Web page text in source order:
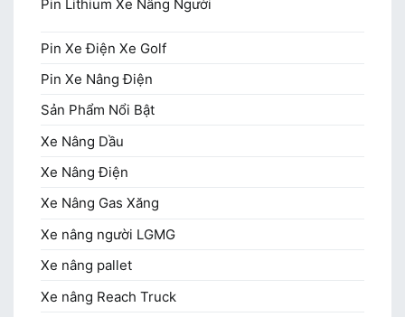
Pin Lithium Xe Nâng Người
Pin Xe Điện Xe Golf
Pin Xe Nâng Điện
Sản Phẩm Nổi Bật
Xe Nâng Dầu
Xe Nâng Điện
Xe Nâng Gas Xăng
Xe nâng người LGMG
Xe nâng pallet
Xe nâng Reach Truck